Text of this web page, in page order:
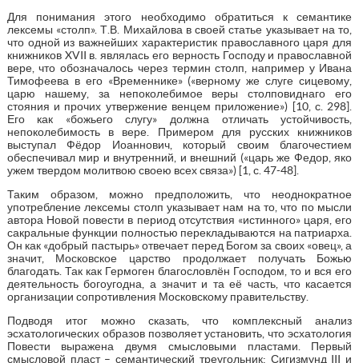
Для понимания этого необходимо обратиться к семантике
лексемы «столп». Т.В. Михайлова в своей статье указывает на то,
что одной из важнейших характеристик православного царя для
книжников XVII в. являлась его верность Господу и православной
вере, что обозначалось через термин столп, например у Ивана
Тимофеева в его «Временнике» («верному же слуге сицевому,
царю нашему, за непоколебимое веры столповиднаго его
стояния и прочих утвержение венцем приложение») [10, с. 298].
Его как «божьего слугу» должна отличать устойчивость,
непоколебимость в вере. Примером для русских книжников
выступал Фёдор Иоаннович, который своим благочестием
обеспечивал мир и внутренний, и внешний («царь же Федор, яко
ужем твердом молитвою своею всех связа») [1, с. 47-48].
Таким образом, можно предположить, что неоднократное
употребление лексемы столп указывает нам на то, что по мысли
автора Новой повести в период отсутствия «истинного» царя, его
сакральные функции полностью перекладываются на патриарха.
Он как «добрый пастырь» отвечает перед Богом за своих «овец», а
значит, Московское царство продолжает получать Божью
благодать. Так как Гермоген благословлён Господом, то и вся его
деятельность богоугодна, а значит и та её часть, что касается
организации сопротивления Московскому правительству.
Подводя итог можно сказать, что комплексный анализ
эсхатологических образов позволяет установить, что эсхатология
Повести выражена двумя смысловыми пластами. Первый
смысловой пласт – семантический треугольник: Сигизмунд III и